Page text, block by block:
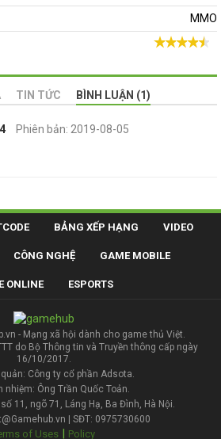
MMO
TIN TỨC BÌNH LUẬN (1)
Phiên bản: 2019-08-05
BẢNG XẾP HẠNG VIDEO
CÔNG NGHỆ GAME MOBILE
ONLINE ESPORTS
- Mạng xã hội dành cho game thủ Việt.
do Bộ Thông tin và Truyền thông cấp ngày
16/10/2017.
Công ty cổ phần Adsota.
nhiệm: Ông Trần Quốc Toản.
11, ngõ 71, Láng Hạ, Ba Đình, Hà Nội.
| SĐT: 0975730600
of Uses | Policy